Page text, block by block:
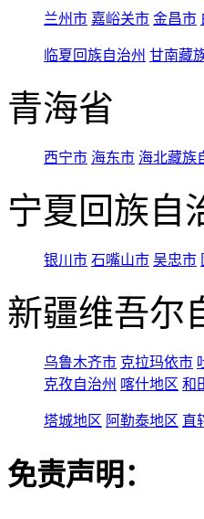
兰州市 嘉峪关市 金昌市
临夏回族自治州 甘南藏
青海省
西宁市 海东市 海北藏族
宁夏回族自
银川市 石嘴山市 吴忠市
新疆维吾尔
乌鲁木齐市 克拉玛依市
克孜自治州 喀什地区 和
塔城地区 阿勒泰地区 直
免责声明：